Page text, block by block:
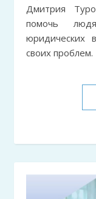
Дмитрия
помочь
юридических
своих проблем.